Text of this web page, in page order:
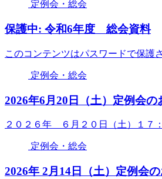
定例会・総会
保護中: 令和6年度 総会資料
このコンテンツはパスワードで保護
定例会・総会
2026年6月20日（土）定例会の
２０２６年 ６月２０日（土）１７
定例会・総会
2026年 2月14日（土）定例会